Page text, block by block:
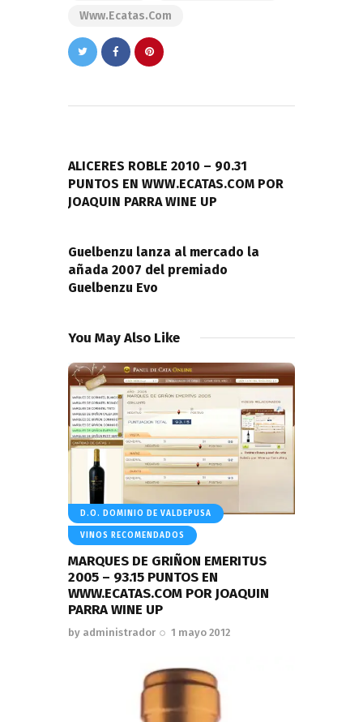
Www.ecatas.com
entradas
ALICERES ROBLE 2010 – 90.31
PUNTOS EN WWW.ECATAS.COM POR
JOAQUIN PARRA WINE UP
Guelbenzu lanza al mercado la
añada 2007 del premiado
Guelbenzu Evo
You May Also Like
D.O. DOMINIO DE VALDEPUSA
VINOS RECOMENDADOS
MARQUES DE GRIÑON EMERITUS
2005 – 93.15 PUNTOS EN
WWW.ECATAS.COM POR JOAQUIN
PARRA WINE UP
by administrador 1 mayo 2012